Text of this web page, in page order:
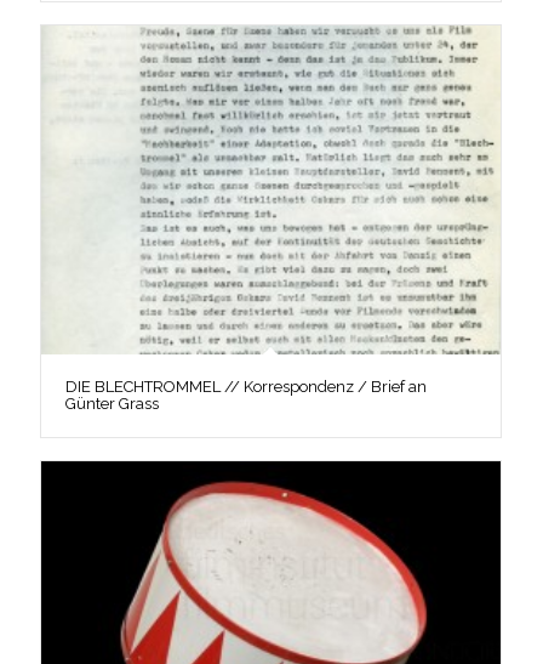
DIE BLECHTROMMEL // Korrespondenz / Brief an
Günter Grass